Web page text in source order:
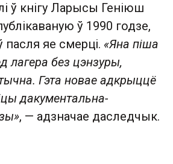
ў кнігу Ларысы Геніюш
ў 1990 годзе,
пасля яе смерці. «Яна піша
лагера без цэнзуры,
Гэта новае адкрыццё
дакументальна-
, — адзначае даследчык.